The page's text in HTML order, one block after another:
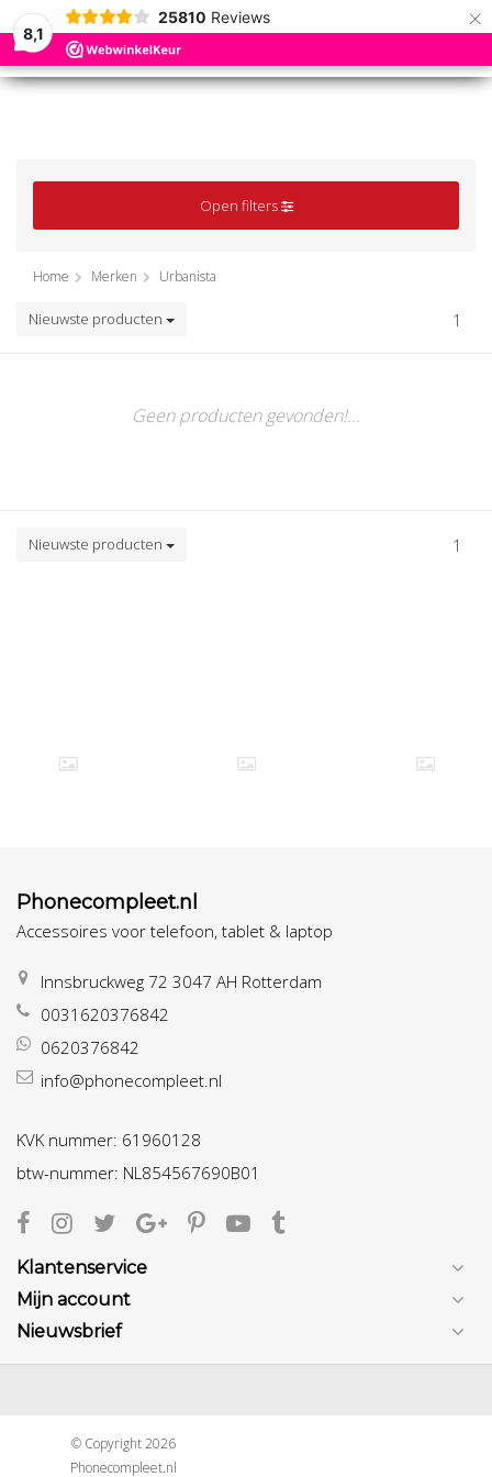
8,1
25810 Reviews ×
MENU
MENU
Open filters
Home Merken Urbanista
Nieuwste producten 1
Geen producten gevonden!...
Nieuwste producten 1
Phonecompleet.nl
Accessoires voor telefoon, tablet & laptop
Innsbruckweg 72 3047 AH Rotterdam
0031620376842
0620376842
info@phonecompleet.nl
KVK nummer: 61960128
btw-nummer: NL854567690B01
Klantenservice
Mijn account
Nieuwsbrief
© Copyright 2026
Phonecompleet.nl